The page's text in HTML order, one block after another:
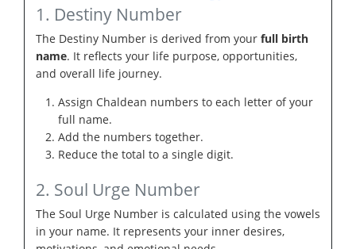
1. Destiny Number
The Destiny Number is derived from your full birth
name. It reflects your life purpose, opportunities,
and overall life journey.
Assign Chaldean numbers to each letter of your
full name.
Add the numbers together.
Reduce the total to a single digit.
2. Soul Urge Number
The Soul Urge Number is calculated using the vowels
in your name. It represents your inner desires,